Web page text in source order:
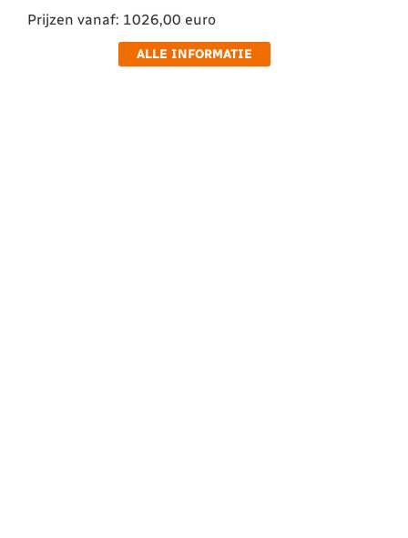
Prijzen vanaf: 1026,00 euro
ALLE INFORMATIE